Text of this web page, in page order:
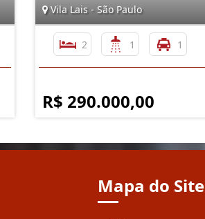
Vila Lais - São Paulo
2 1 1
R$ 290.000,00
Mapa do Site